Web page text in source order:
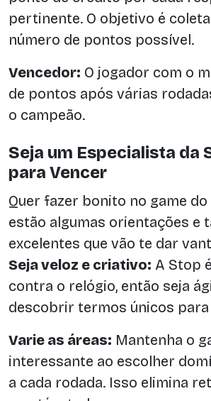
pertinente. O objetivo é
número de pontos possível.
Vencedor: O jogador com o
de pontos após várias
o campeão.
Seja um Especialista da
para Vencer
Quer fazer bonito no game do
estão algumas orientações e
excelentes que vão te dar
Seja veloz e criativo: A Stop
contra o relógio, então seja
descobrir termos únicos para
Varie as áreas: Mantenha o
interessante ao escolher
a cada rodada. Isso elimina